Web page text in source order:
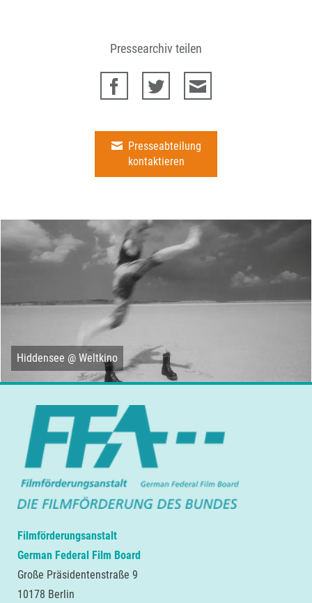
Pressearchiv teilen
Presseabteilung
kontaktieren
Hiddensee @ Weltkino
Filmförderungsanstalt
German Federal Film Board
Große Präsidentenstraße 9
10178 Berlin